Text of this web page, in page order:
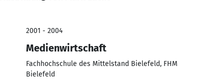
2001 - 2004
Medienwirtschaft
Fachhochschule des Mittelstand Bielefeld, FHM
Bielefeld